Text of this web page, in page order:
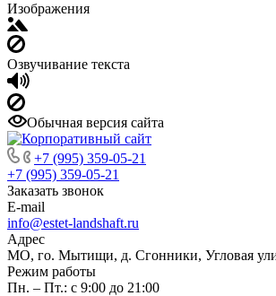
Изображения
Озвучивание текста
Обычная версия сайта
+7 (995) 359-05-21
+7 (995) 359-05-21
Заказать звонок
E-mail
info@estet-landshaft.ru
Адрес
МО, го. Мытищи, д. Сгонники, Угловая
Режим работы
Пн. – Пт.: с 9:00 до 21:00